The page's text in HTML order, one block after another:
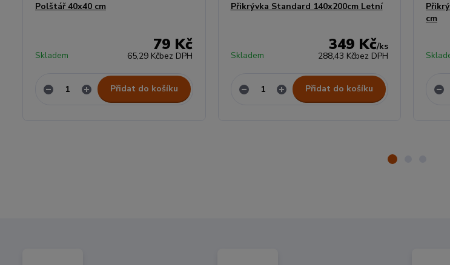
Polštář 40x40 cm
79 Kč
65,29 Kčbez DPH
Skladem
Přidat do košíku
Přikrývka Standard 140x200cm Letní
349 Kč/ks
288,43 Kčbez DPH
Skladem
Přidat do košíku
cm